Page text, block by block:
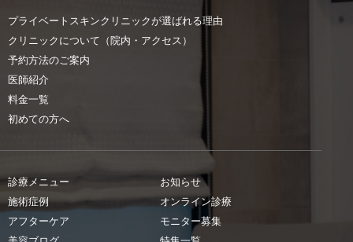
プライベートスキンクリニックが選ばれる理由
クリニックについて（院内・アクセス）
予約方法のご案内
医師紹介
料金一覧
初めての方へ
診療メニュー
施術症例
アフターケア
お知らせ
オンライン診療
モニター募集